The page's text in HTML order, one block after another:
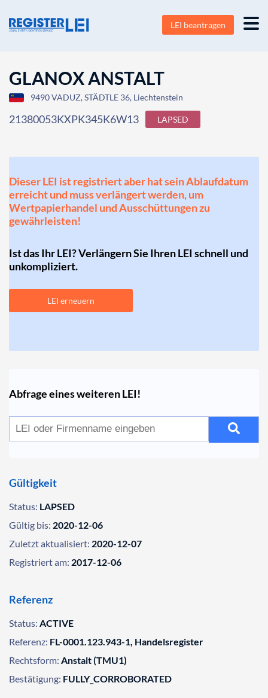
LEI beantragen
GLANOX ANSTALT
9490 VADUZ, STÄDTLE 36, Liechtenstein
21380053KXPK345K6W13 LAPSED
Dieser LEI ist registriert aber hat sein Ablaufdatum
erreicht und muss verlängert werden, um
Wertpapierhandel und Ausschüttungen zu
gewährleisten!
Ist das Ihr LEI? Verlängern Sie Ihren LEI schnell und
unkompliziert.
LEI erneuern
Abfrage eines weiteren LEI!
Gültigkeit
Status: LAPSED
Gültig bis: 2020-12-06
Zuletzt aktualisiert: 2020-12-07
Registriert am: 2017-12-06
Referenz
Status: ACTIVE
Referenz: FL-0001.123.943-1, Handelsregister
Rechtsform: Anstalt (TMU1)
Bestätigung: FULLY_CORROBORATED